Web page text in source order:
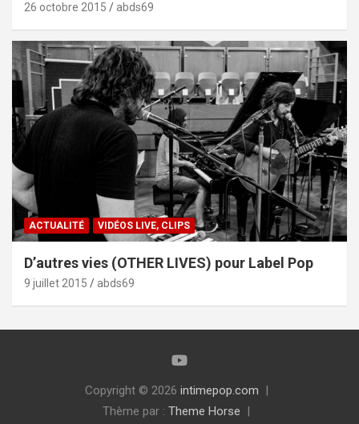
26 octobre 2015 abds69
ACTUALITÉ VIDÉOS LIVE, CLIPS
D’autres vies (OTHER LIVES) pour Label Pop
9 juillet 2015 abds69
Copyright © 2026 intimepop.com
Thème par : Theme Horse